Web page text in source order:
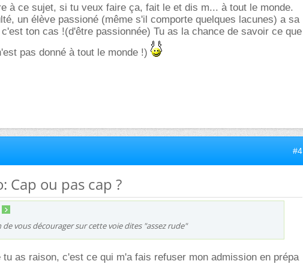
à ce sujet, si tu veux faire ça, fait le et dis m... à tout le monde.
un élève passioné (même s'il comporte quelques lacunes) a sa
ton cas !(d'être passionnée) Tu as la chance de savoir ce que
pas donné à tout le monde !)
#4
Cap ou pas cap ?
vous décourager sur cette voie dites "assez rude"
as raison, c'est ce qui m'a fais refuser mon admission en prépa